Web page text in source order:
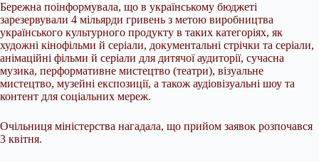
Бережна поінформувала, що в українському бюджеті
зарезервували 4 мільярди гривень з метою виробництва
українського культурного продукту в таких категоріях, як
художні кінофільми й серіали, документальні стрічки та серіали,
анімаційні фільми й серіали для дитячої аудиторії, сучасна
музика, перформативне мистецтво (театри), візуальне
мистецтво, музейні експозиції, а також аудіовізуальні шоу та
контент для соціальних мереж.
Очільниця міністерства нагадала, що прийом заявок розпочався
3 квітня.